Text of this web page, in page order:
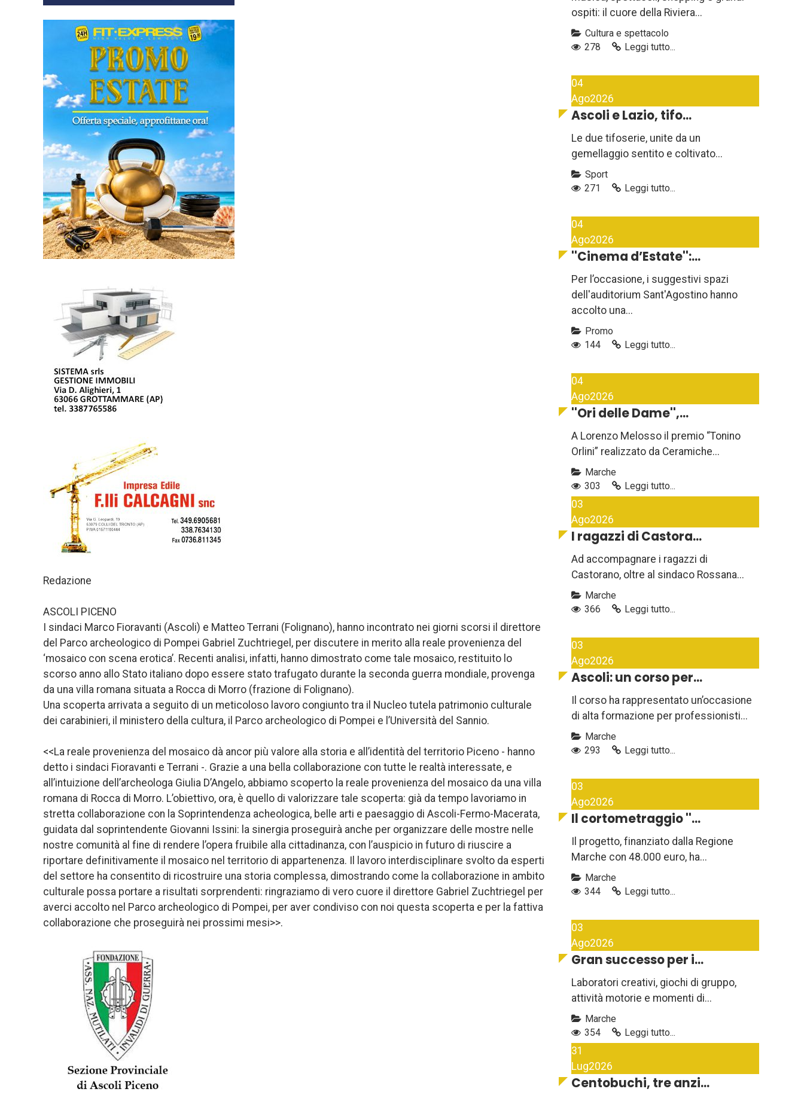
Redazione
ASCOLI PICENO
I sindaci Marco Fioravanti (Ascoli) e Matteo Terrani (Folignano), hanno incontrato nei giorni scorsi il direttore
del Parco archeologico di Pompei Gabriel Zuchtriegel, per discutere in merito alla reale provenienza del
‘mosaico con scena erotica’. Recenti analisi, infatti, hanno dimostrato come tale mosaico, restituito lo
scorso anno allo Stato italiano dopo essere stato trafugato durante la seconda guerra mondiale, provenga
da una villa romana situata a Rocca di Morro (frazione di Folignano).
Una scoperta arrivata a seguito di un meticoloso lavoro congiunto tra il Nucleo tutela patrimonio culturale
dei carabinieri, il ministero della cultura, il Parco archeologico di Pompei e l’Università del Sannio.
<<La reale provenienza del mosaico dà ancor più valore alla storia e all’identità del territorio Piceno - hanno
detto i sindaci Fioravanti e Terrani -. Grazie a una bella collaborazione con tutte le realtà interessate, e
all’intuizione dell’archeologa Giulia D’Angelo, abbiamo scoperto la reale provenienza del mosaico da una villa
romana di Rocca di Morro. L’obiettivo, ora, è quello di valorizzare tale scoperta: già da tempo lavoriamo in
stretta collaborazione con la Soprintendenza acheologica, belle arti e paesaggio di Ascoli-Fermo-Macerata,
guidata dal soprintendente Giovanni Issini: la sinergia proseguirà anche per organizzare delle mostre nelle
nostre comunità al fine di rendere l’opera fruibile alla cittadinanza, con l’auspicio in futuro di riuscire a
riportare definitivamente il mosaico nel territorio di appartenenza. Il lavoro interdisciplinare svolto da esperti
del settore ha consentito di ricostruire una storia complessa, dimostrando come la collaborazione in ambito
culturale possa portare a risultati sorprendenti: ringraziamo di vero cuore il direttore Gabriel Zuchtriegel per
averci accolto nel Parco archeologico di Pompei, per aver condiviso con noi questa scoperta e per la fattiva
collaborazione che proseguirà nei prossimi mesi>>.
ospiti: il cuore della Riviera...
Cultura e spettacolo
278
Leggi tutto...
04
Ago2026
Ascoli e Lazio, tifo...
Le due tifoserie, unite da un
gemellaggio sentito e coltivato...
Sport
271
Leggi tutto...
04
Ago2026
''Cinema d’Estate'':...
Per l’occasione, i suggestivi spazi
dell'auditorium Sant'Agostino hanno
accolto una...
Promo
144
Leggi tutto...
04
Ago2026
''Ori delle Dame'',...
A Lorenzo Melosso il premio “Tonino
Orlini” realizzato da Ceramiche...
Marche
303
Leggi tutto...
03
Ago2026
I ragazzi di Castora...
Ad accompagnare i ragazzi di
Castorano, oltre al sindaco Rossana...
Marche
366
Leggi tutto...
03
Ago2026
Ascoli: un corso per...
Il corso ha rappresentato un’occasione
di alta formazione per professionisti...
Marche
293
Leggi tutto...
03
Ago2026
Il cortometraggio ''...
Il progetto, finanziato dalla Regione
Marche con 48.000 euro, ha...
Marche
344
Leggi tutto...
03
Ago2026
Gran successo per i...
Laboratori creativi, giochi di gruppo,
attività motorie e momenti di...
Marche
354
Leggi tutto...
31
Lug2026
Centobuchi, tre anzi...